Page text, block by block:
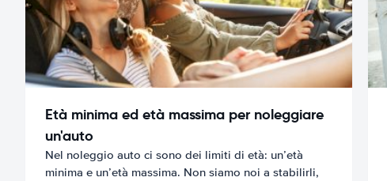
Età minima ed età massima per noleggiare
un'auto
Nel noleggio auto ci sono dei limiti di età: un’età
minima e un’età massima. Non siamo noi a stabilirli,